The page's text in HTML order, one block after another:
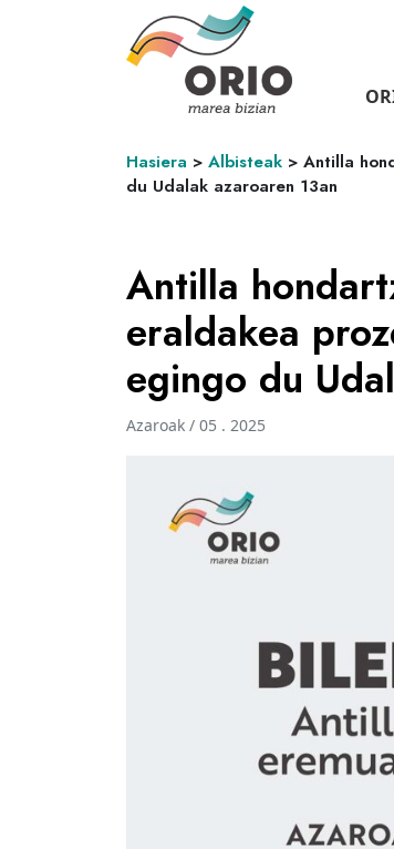
Hasiera > Albisteak > Antilla
du Udalak azaroaren 13an
Antilla
eraldakea
egingo du
Azaroak / 05 . 2025